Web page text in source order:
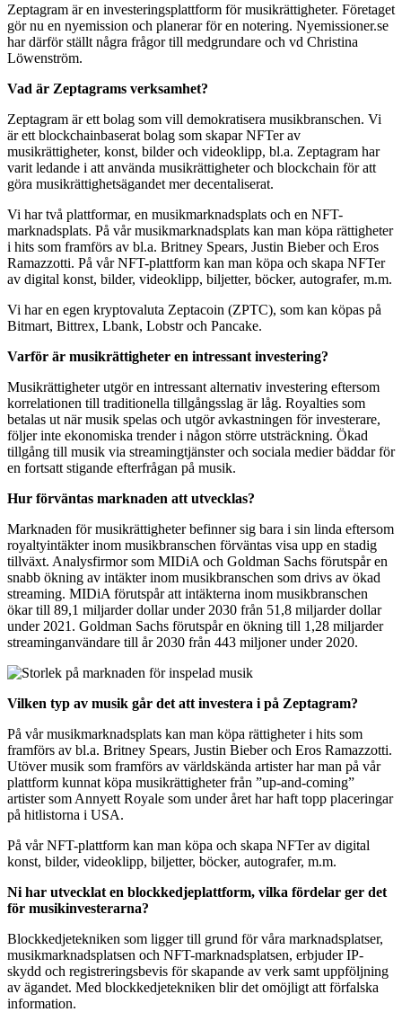
Zeptagram är en investeringsplattform för musikrättigheter. Företaget
gör nu en nyemission och planerar för en notering. Nyemissioner.se
har därför ställt några frågor till medgrundare och vd Christina
Löwenström.
Vad är Zeptagrams verksamhet?
Zeptagram är ett bolag som vill demokratisera musikbranschen. Vi
är ett blockchainbaserat bolag som skapar NFTer av
musikrättigheter, konst, bilder och videoklipp, bl.a. Zeptagram har
varit ledande i att använda musikrättigheter och blockchain för att
göra musikrättighetsägandet mer decentaliserat.
Vi har två plattformar, en musikmarknadsplats och en NFT-
marknadsplats. På vår musikmarknadsplats kan man köpa rättigheter
i hits som framförs av bl.a. Britney Spears, Justin Bieber och Eros
Ramazzotti. På vår NFT-plattform kan man köpa och skapa NFTer
av digital konst, bilder, videoklipp, biljetter, böcker, autografer, m.m.
Vi har en egen kryptovaluta Zeptacoin (ZPTC), som kan köpas på
Bitmart, Bittrex, Lbank, Lobstr och Pancake.
Varför är musikrättigheter en intressant investering?
Musikrättigheter utgör en intressant alternativ investering eftersom
korrelationen till traditionella tillgångsslag är låg. Royalties som
betalas ut när musik spelas och utgör avkastningen för investerare,
följer inte ekonomiska trender i någon större utsträckning. Ökad
tillgång till musik via streamingtjänster och sociala medier bäddar för
en fortsatt stigande efterfrågan på musik.
Hur förväntas marknaden att utvecklas?
Marknaden för musikrättigheter befinner sig bara i sin linda eftersom
royaltyintäkter inom musikbranschen förväntas visa upp en stadig
tillväxt. Analysfirmor som MIDiA och Goldman Sachs förutspår en
snabb ökning av intäkter inom musikbranschen som drivs av ökad
streaming. MIDiA förutspår att intäkterna inom musikbranschen
ökar till 89,1 miljarder dollar under 2030 från 51,8 miljarder dollar
under 2021. Goldman Sachs förutspår en ökning till 1,28 miljarder
streaminganvändare till år 2030 från 443 miljoner under 2020.
Vilken typ av musik går det att investera i på Zeptagram?
På vår musikmarknadsplats kan man köpa rättigheter i hits som
framförs av bl.a. Britney Spears, Justin Bieber och Eros Ramazzotti.
Utöver musik som framförs av världskända artister har man på vår
plattform kunnat köpa musikrättigheter från ”up-and-coming”
artister som Annyett Royale som under året har haft topp placeringar
på hitlistorna i USA.
På vår NFT-plattform kan man köpa och skapa NFTer av digital
konst, bilder, videoklipp, biljetter, böcker, autografer, m.m.
Ni har utvecklat en blockkedjeplattform, vilka fördelar ger det
för musikinvesterarna?
Blockkedjetekniken som ligger till grund för våra marknadsplatser,
musikmarknadsplatsen och NFT-marknadsplatsen, erbjuder IP-
skydd och registreringsbevis för skapande av verk samt uppföljning
av ägandet. Med blockkedjetekniken blir det omöjligt att förfalska
information.